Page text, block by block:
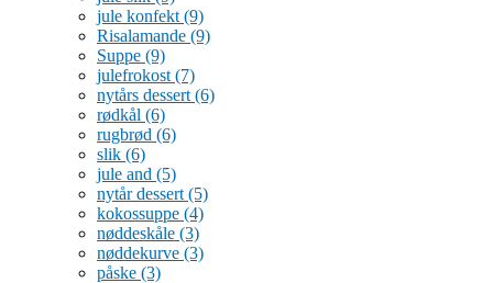
jule konfekt (9)
Risalamande (9)
Suppe (9)
julefrokost (7)
nytårs dessert (6)
rødkål (6)
rugbrød (6)
slik (6)
jule and (5)
nytår dessert (5)
kokossuppe (4)
nøddeskåle (3)
nøddekurve (3)
påske (3)